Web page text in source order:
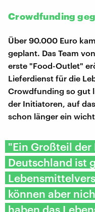
Crowdfunding
Über 90.000 Euro
geplant. Das Team
erste "Food-Outlet"
Lieferdienst für die
Crowdfunding so gut
der Initiatoren, auf das
schon länger ein
"Ein Großteil der
Deutschland ist
können aber
haben das